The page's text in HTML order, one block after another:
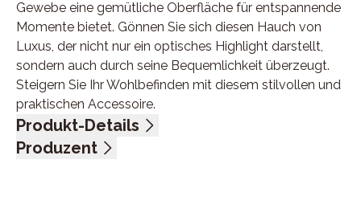
Gewebe eine gemütliche Oberfläche für entspannende
Momente bietet. Gönnen Sie sich diesen Hauch von
Luxus, der nicht nur ein optisches Highlight darstellt,
sondern auch durch seine Bequemlichkeit überzeugt.
Steigern Sie Ihr Wohlbefinden mit diesem stilvollen und
praktischen Accessoire.
Produkt-Details
Polyestergewebe, 100% Polyester, Farbe alu
Produzent